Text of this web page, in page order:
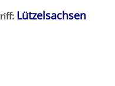
Lützelsachsen